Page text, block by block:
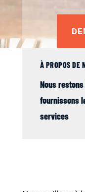
À PROPOS DE
Nous
fournissons
services